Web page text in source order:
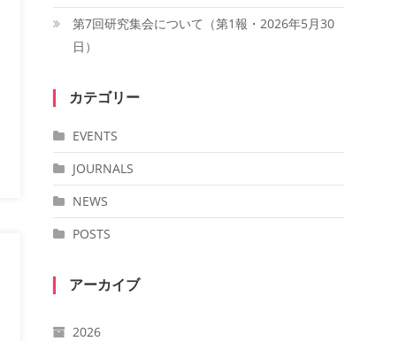
第7回研究集会について（第1報・2026年5月30
日）
カテゴリー
EVENTS
JOURNALS
NEWS
POSTS
アーカイブ
2026